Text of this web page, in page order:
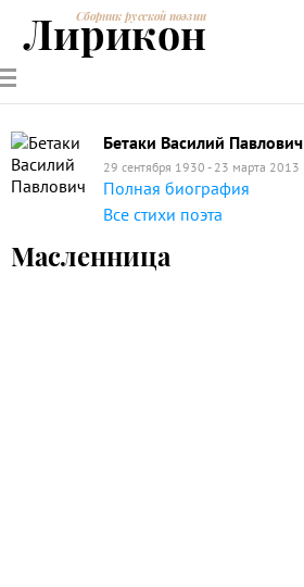
РУССКИЕ
ПОЭТЫ
СОВРЕМЕННИКИЭНЦИКЛОПЕДИЯ
ПОЭЗИИ
Сборник русской поэзии
Лирикон
Бетаки Василий Павлович
29 сентября 1930 - 23 марта 2013
Полная биография
Все стихи поэта
Масленница